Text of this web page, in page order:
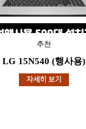
추천
LG 15N540 (행사용)